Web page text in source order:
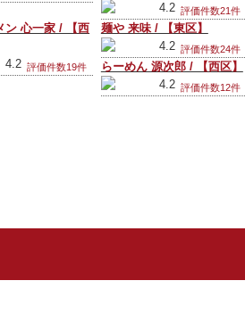
4.2評価件数21件
ン 心一家 / 【西
4.2 評価件数19件
麺や 来味 / 【東区】
4.2評価件数24件
らーめん 源次郎 / 【西区】
4.2評価件数12件